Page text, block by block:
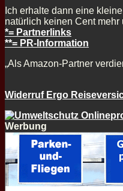
Ich erhalte dann eine
natürlich keinen Cent mehr
*= Partnerlinks
**= PR-Information
„Als Amazon-Partner
Widerruf Ergo
Werbung